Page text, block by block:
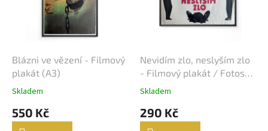
Jiří Bartoška 59
Miroslav Donutil 56
Nicolas Cage 55
Vlastimil Brodský
Brad Pitt 48
Blázni ve vězení - Filmový
plakát (A3)
Skladem
550 Kč
Nevidím zlo, neslyším zlo
- Filmový plakát / Fotoska
/ Slepka (cca A4)
Skladem
290 Kč